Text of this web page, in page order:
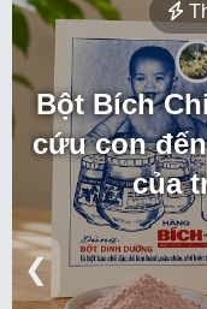
Bột Bích
cứu con
của
❮